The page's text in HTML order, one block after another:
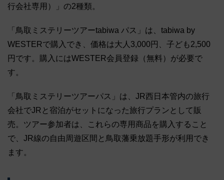
行会社専用）」の2種類。
「鳥取ミステリーツアーtabiwa パス」は、tabiwa by
WESTERで購入でき、価格は大人3,000円、子ども2,500
円です。購入にはWESTER会員登録（無料）が必要で
す。
「鳥取ミステリーツアーパス」は、JR西日本管内の旅行
会社でJRと宿泊がセットになった旅行プランとして販
売。ツアー参加者は、これらの専用商品を購入すること
で、JR線の自由周遊区間と鳥取藩乗放題手形が利用でき
ます。